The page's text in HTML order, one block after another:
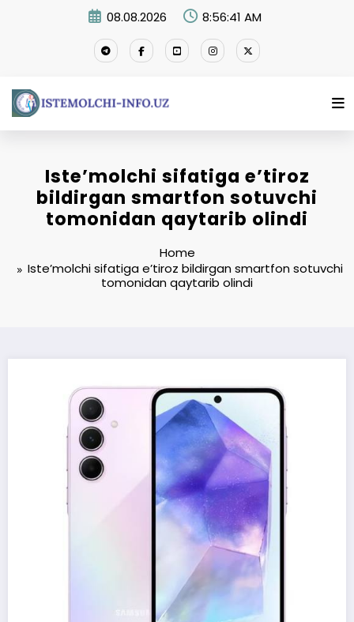
08.08.2026 8:56:42 AM
Iste’molchi sifatiga e’tiroz
bildirgan smartfon sotuvchi
tomonidan qaytarib olindi
Home
Iste’molchi sifatiga e’tiroz bildirgan smartfon sotuvchi
tomonidan qaytarib olindi